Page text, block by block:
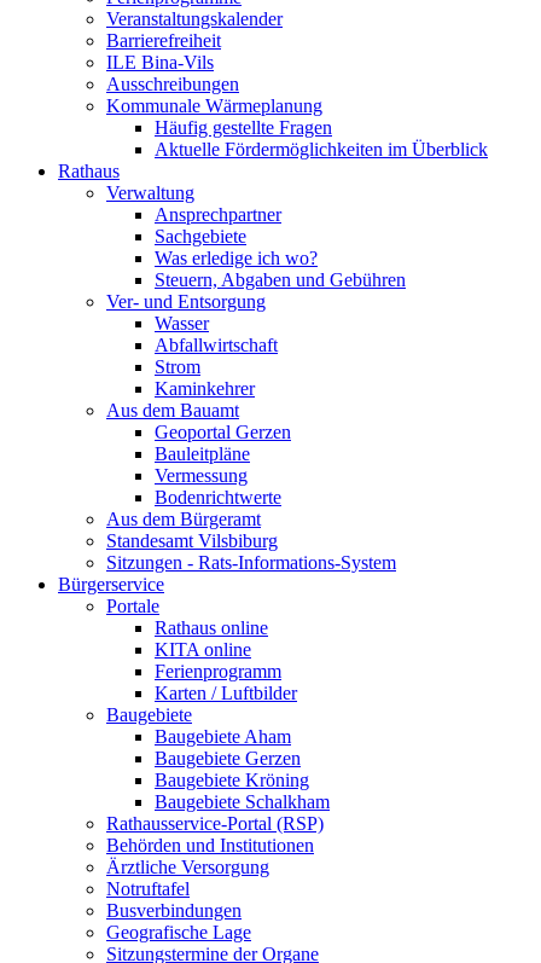
Veranstaltungskalender
Barrierefreiheit
ILE Bina-Vils
Ausschreibungen
Kommunale Wärmeplanung
Häufig gestellte Fragen
Aktuelle Fördermöglichkeiten im Überblick
Rathaus
Verwaltung
Ansprechpartner
Sachgebiete
Was erledige ich wo?
Steuern, Abgaben und Gebühren
Ver- und Entsorgung
Wasser
Abfallwirtschaft
Strom
Kaminkehrer
Aus dem Bauamt
Geoportal Gerzen
Bauleitpläne
Vermessung
Bodenrichtwerte
Aus dem Bürgeramt
Standesamt Vilsbiburg
Sitzungen - Rats-Informations-System
Bürgerservice
Portale
Rathaus online
KITA online
Ferienprogramm
Karten / Luftbilder
Baugebiete
Baugebiete Aham
Baugebiete Gerzen
Baugebiete Kröning
Baugebiete Schalkham
Rathausservice-Portal (RSP)
Behörden und Institutionen
Ärztliche Versorgung
Notruftafel
Busverbindungen
Geografische Lage
Sitzungstermine der Organe